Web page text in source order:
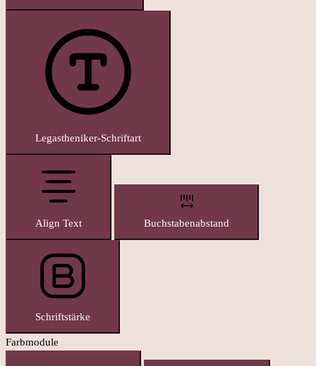
Legastheniker-Schriftart
Align Text Buchstabenabstand
Schriftstärke
Farbmodule